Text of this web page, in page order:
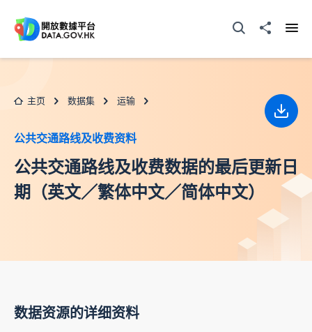
打开搜寻器分享至
主页 数据集 运输
公共交通路线及收费资料
公共交通路线及收费数据的最后更新日
期（英文／繁体中文／简体中文）
下载
数据资源的详细资料